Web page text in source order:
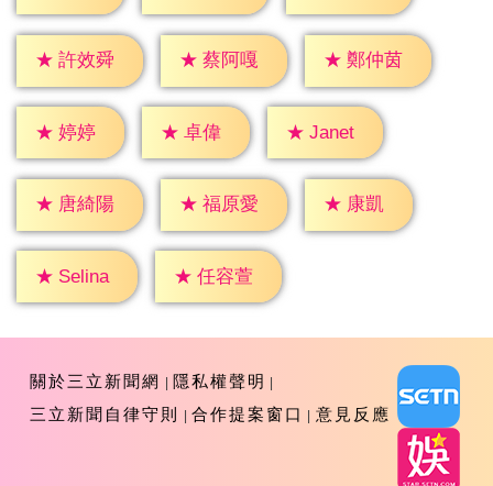
★ 許效舜 ★ 蔡阿嘎 ★ 鄭仲茵
★ 婷婷 ★ 卓偉 ★ Janet
★ 唐綺陽 ★ 福原愛 ★ 康凱
★ Selina ★ 任容萱
關於三立新聞網
隱私權聲明
三立新聞自律守則
合作提案窗口 意見反應